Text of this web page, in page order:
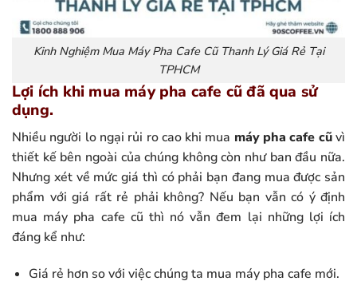
Kinh Nghiệm Mua Máy Pha Cafe Cũ Thanh Lý Giá Rẻ Tại
TPHCM
Lợi ích khi mua máy pha cafe cũ đã qua sử
dụng.
Nhiều người lo ngại rủi ro cao khi mua máy pha cafe cũvì
thiết kế bên ngoài của chúng không còn như ban đầu nữa.
Nhưng xét về mức giá thì có phải bạn đang mua được sản
phẩm với giá rất rẻ phải không? Nếu bạn vẫn có ý định
mua máy pha cafe cũ thì nó vẫn đem lại những lợi ích
đáng kể như:
Giá rẻ hơn so với việc chúng ta mua máy pha cafe mới.